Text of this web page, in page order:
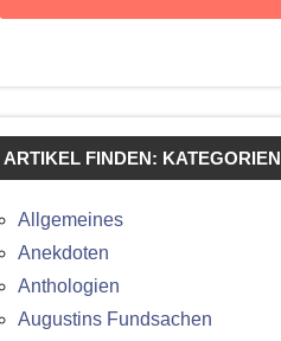
ARTIKEL FINDEN: KATEGORIEN
Allgemeines
Anekdoten
Anthologien
Augustins Fundsachen